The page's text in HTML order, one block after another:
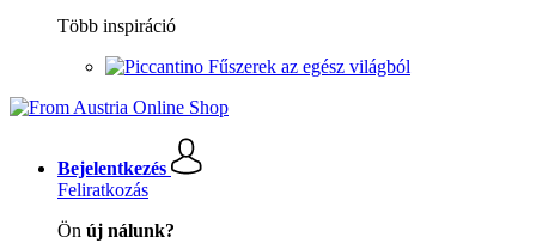
Több inspiráció
Fűszerek az egész világból
Bejelentkezés
Feliratkozás
Ön új nálunk?